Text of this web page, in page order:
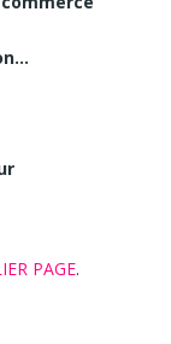
PAGE.